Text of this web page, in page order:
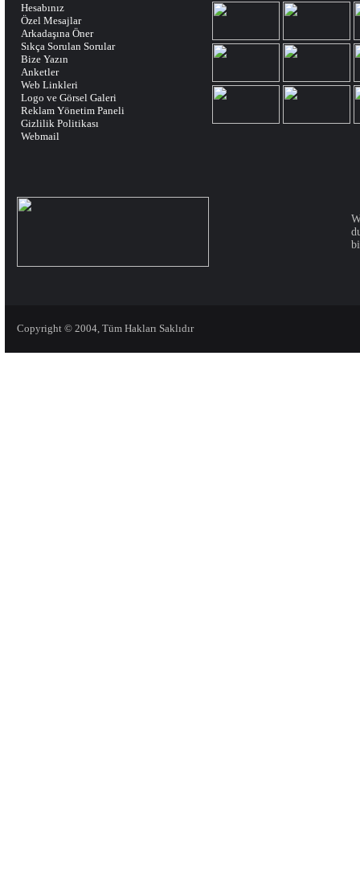
Hesabınız
Özel Mesajlar
Arkadaşına Öner
Sıkça Sorulan Sorular
Bize Yazın
Anketler
Web Linkleri
Logo ve Görsel Galeri
Reklam Yönetim Paneli
Gizlilik Politikası
Webmail
Copyright © 2004, Tüm Hakları Saklıdır